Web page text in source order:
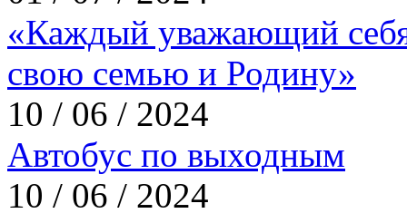
«Каждый уважающий
свою семью и Родину»
10 / 06 / 2024
Автобус по выходным
10 / 06 / 2024